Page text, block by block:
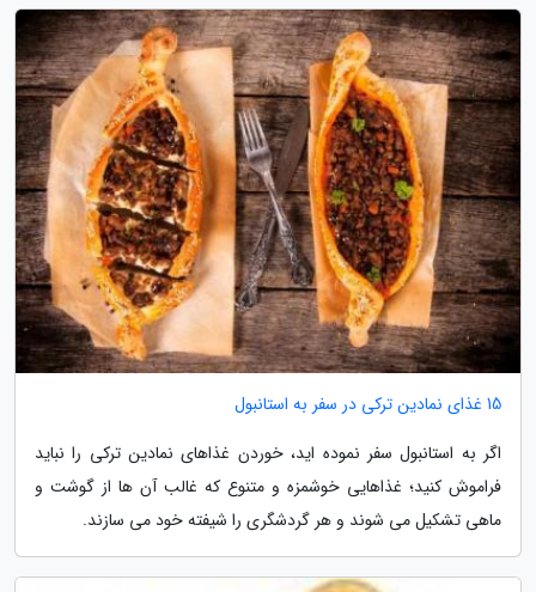
15 غذای نمادین ترکی در سفر به استانبول
اگر به استانبول سفر نموده اید، خوردن غذاهای نمادین ترکی را نباید
فراموش کنید؛ غذاهایی خوشمزه و متنوع که غالب آن ها از گوشت و
ماهی تشکیل می شوند و هر گردشگری را شیفته خود می سازند.